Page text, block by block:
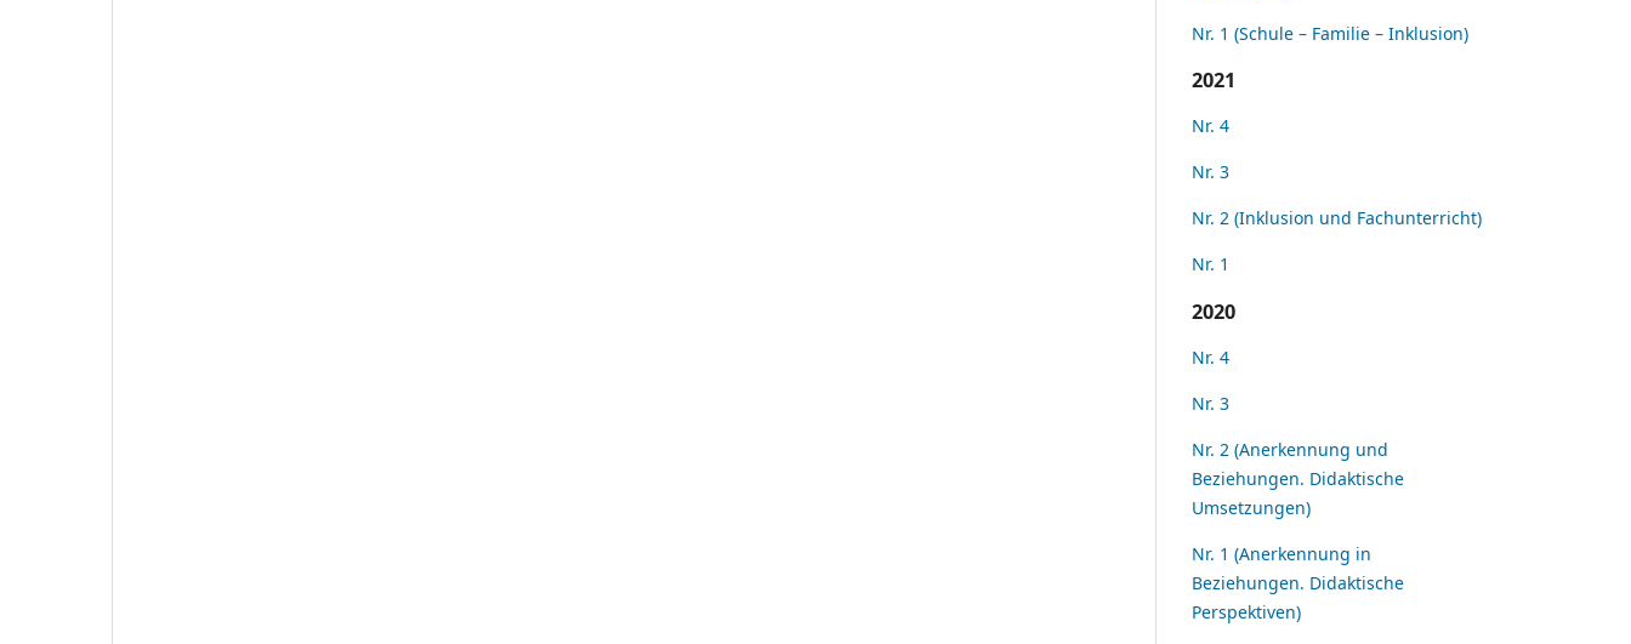
Nr. 1 (Schule – Familie – Inklusion)
2021
Nr. 4
Nr. 3
Nr. 2 (Inklusion und Fachunterricht)
Nr. 1
2020
Nr. 4
Nr. 3
Nr. 2 (Anerkennung und
Beziehungen. Didaktische
Umsetzungen)
Nr. 1 (Anerkennung in
Beziehungen. Didaktische
Perspektiven)